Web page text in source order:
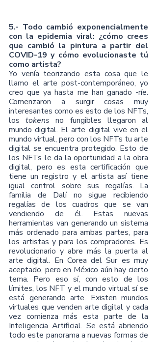
5.- Todo cambió exponencialmente
con la epidemia viral: ¿cómo crees
que cambió la pintura a partir del
COVID-19 y cómo evolucionaste tú
como artista?
Yo venía teorizando esta cosa que le
llamo el arte post-contemporáneo, yo
creo que ya hasta me han ganado -ríe.
Comenzaron a surgir cosas muy
interesantes como es esto de los NFTs,
los tokens no fungibles llegaron al
mundo digital. El arte digital vive en el
mundo virtual, pero con los NFTs tu arte
digital se encuentra protegido. Esto de
los NFTs le da la oportunidad a la obra
digital, pero es esta certificación que
tiene un registro y el artista así tiene
igual control sobre sus regalías. La
familia de Dalí no sigue recibiendo
regalías de los cuadros que se van
vendiendo de él. Estas nuevas
herramientas van generando un sistema
más ordenado para ambas partes, para
los artistas y para los compradores. Es
revolucionario y abre más la puerta al
arte digital. En Corea del Sur es muy
aceptado, pero en México aún hay cierto
tema. Pero eso sí, con esto de los
límites, los NFT y el mundo virtual sí se
está generando arte. Existen mundos
virtuales que venden arte digital y cada
vez comienza más esta parte de la
Inteligencia Artificial. Se está abriendo
todo este panorama a nuevas formas de